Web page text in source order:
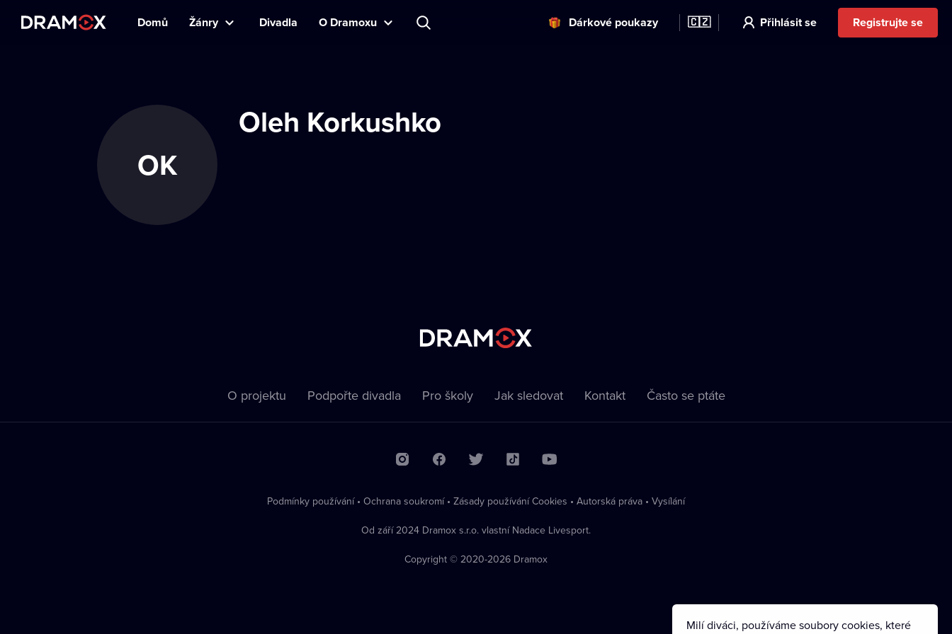
Domů Žánry Divadla O Dramoxu Dárkové poukazy 🇨🇿 Přihlásit se Registrujte se
OK
Oleh Korkushko
O projektu Podpořte divadla Pro školy Jak sledovat Kontakt Často se ptáte
Podmínky používání • Ochrana soukromí • Zásady používání Cookies • Autorská práva • Vysílání
Od září 2024 Dramox s.r.o. vlastní Nadace Livesport.
Copyright © 2020-2026 Dramox
Milí diváci, používáme soubory cookies, které